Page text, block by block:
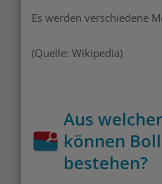
Es werden verschiedene
(Quelle: Wikipedia)
Aus
können
bestehen?